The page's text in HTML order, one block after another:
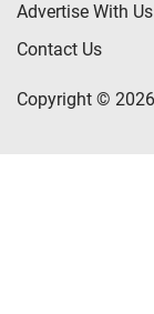
Advertise With Us
Contact Us
Copyright ©